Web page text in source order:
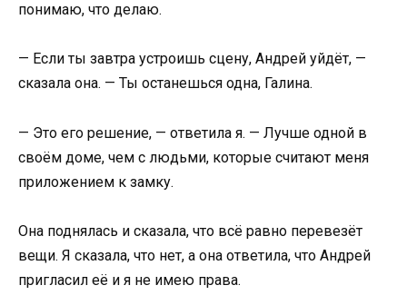
понимаю, что делаю.
— Если ты завтра устроишь сцену, Андрей уйдёт, —
сказала она. — Ты останешься одна, Галина.
— Это его решение, — ответила я. — Лучше одной в
своём доме, чем с людьми, которые считают меня
приложением к замку.
Она поднялась и сказала, что всё равно перевезёт
вещи. Я сказала, что нет, а она ответила, что Андрей
пригласил её и я не имею права.